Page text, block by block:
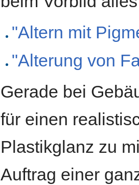
"Altern mit
"Alterung von
Gerade bei
für einen
Plastikglanz zu
Auftrag einer